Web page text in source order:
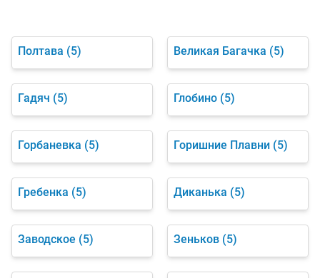
Полтава (5) Великая Багачка (5)
Гадяч (5) Глобино (5)
Горбаневка (5) Горишние Плавни (5)
Гребенка (5) Диканька (5)
Заводское (5) Зеньков (5)